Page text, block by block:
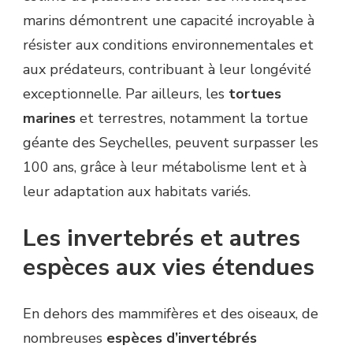
marins démontrent une capacité incroyable à
résister aux conditions environnementales et
aux prédateurs, contribuant à leur longévité
exceptionnelle. Par ailleurs, les tortues
marines et terrestres, notamment la tortue
géante des Seychelles, peuvent surpasser les
100 ans, grâce à leur métabolisme lent et à
leur adaptation aux habitats variés.
Les invertebrés et autres
espèces aux vies étendues
En dehors des mammifères et des oiseaux, de
nombreuses espèces d’invertébrés